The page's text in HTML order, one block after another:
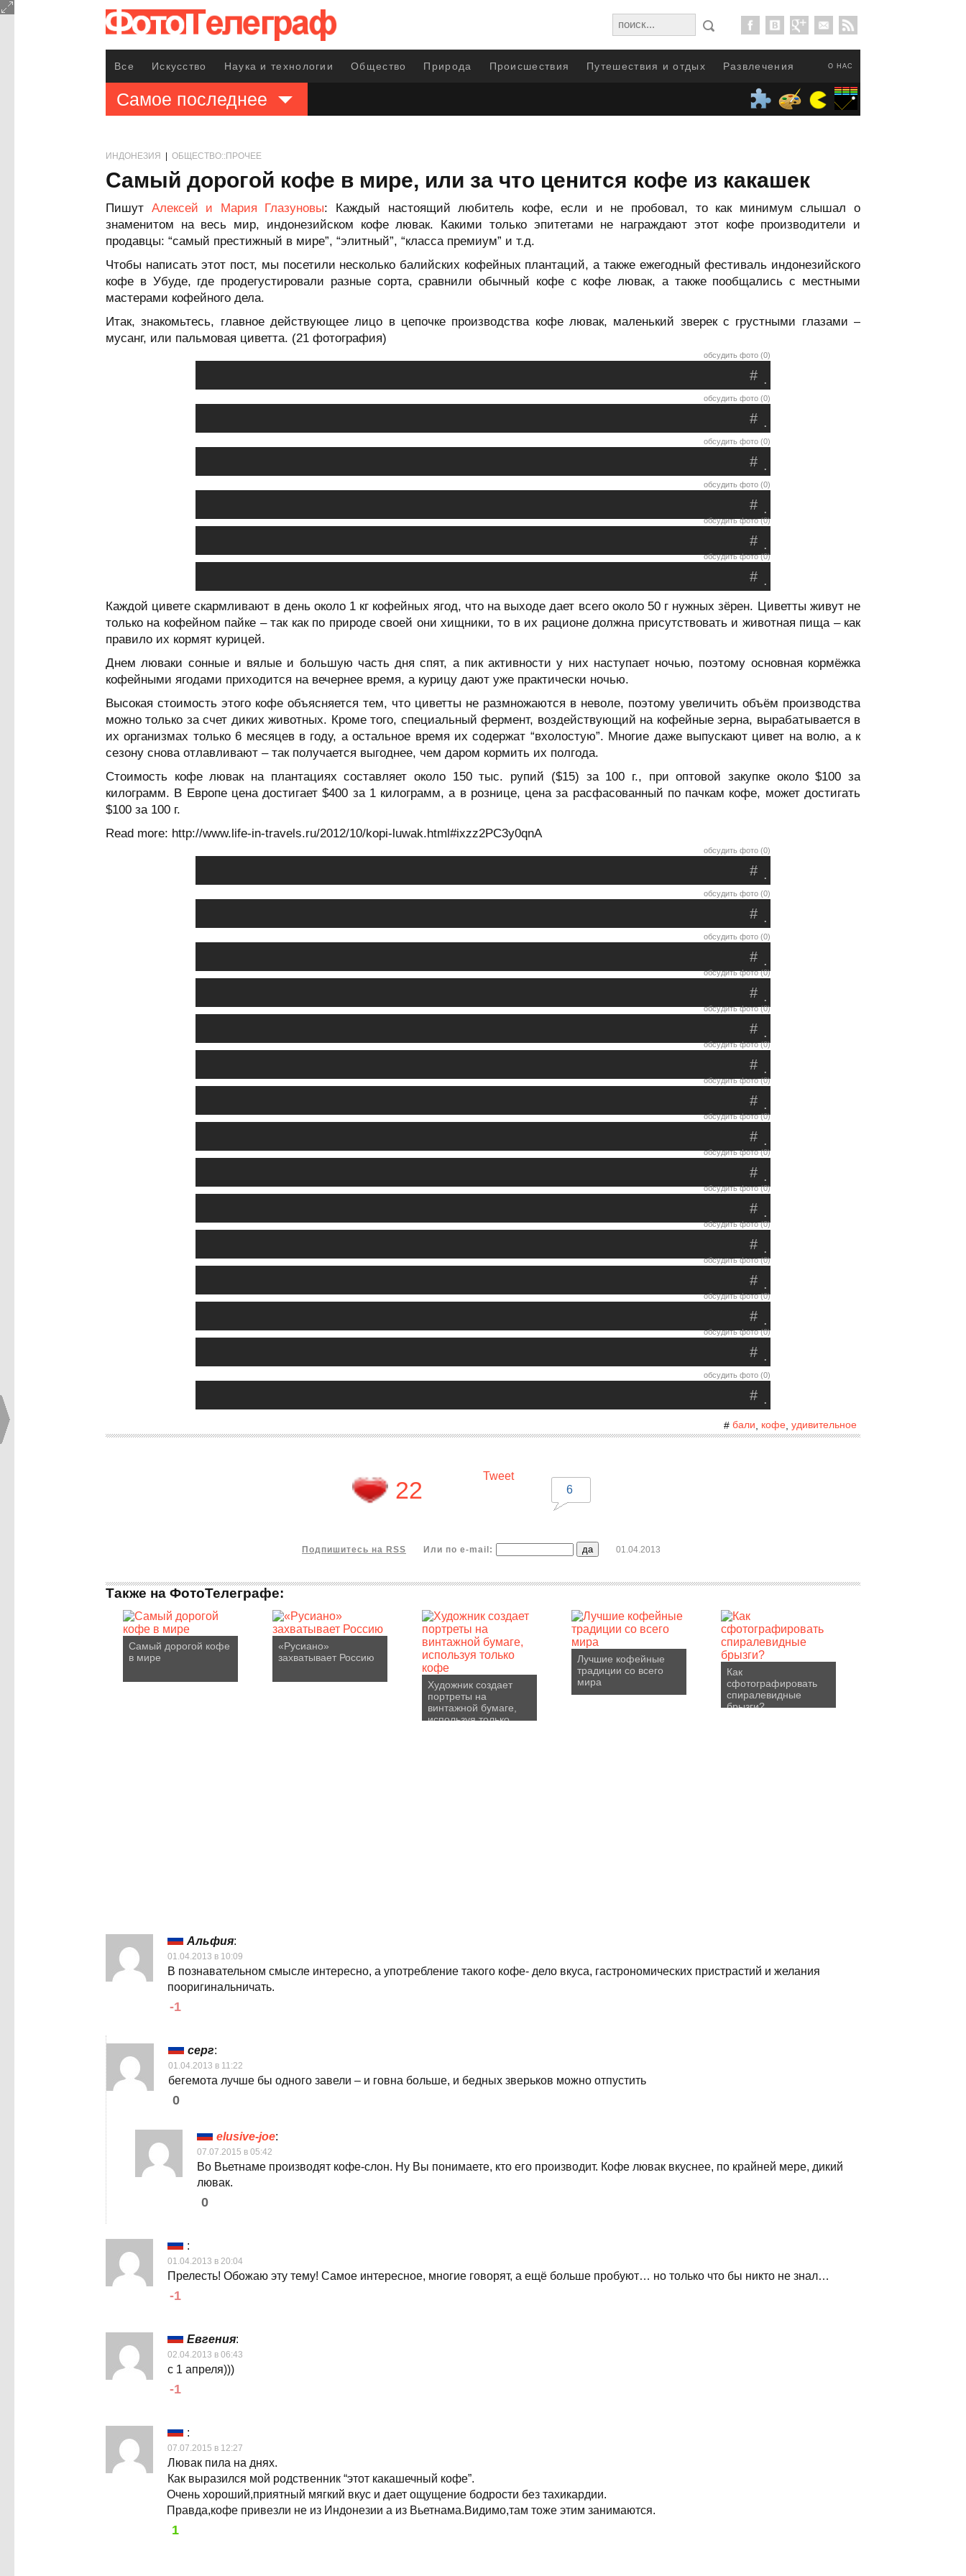
О НАС
Все Искусство Наука и технологии Общество Природа Происшествия Путешествия и отдых Развлечения
Самое последнее
ИНДОНЕЗИЯ ОБЩЕСТВО::ПРОЧЕЕ
Самый дорогой кофе в мире, или за что ценится кофе из какашек
Пишут Алексей и Мария Глазуновы: Каждый настоящий любитель кофе, если и не пробовал, то как минимум слышал о
знаменитом на весь мир, индонезийском кофе лювак. Какими только эпитетами не награждают этот кофе производители и
продавцы: “самый престижный в мире”, “элитный”, “класса премиум” и т.д.
Чтобы написать этот пост, мы посетили несколько балийских кофейных плантаций, а также ежегодный фестиваль индонезийского
кофе в Убуде, где продегустировали разные сорта, сравнили обычный кофе с кофе лювак, а также пообщались с местными
мастерами кофейного дела.
Итак, знакомьтесь, главное действующее лицо в цепочке производства кофе лювак, маленький зверек с грустными глазами –
мусанг, или пальмовая циветта. (21 фотография)
обсудить фото (0)
.
#
обсудить фото (0)
.
#
обсудить фото (0)
.
#
обсудить фото (0)
.
#
обсудить фото (0)
.
#
обсудить фото (0)
.
#
Каждой цивете скармливают в день около 1 кг кофейных ягод, что на выходе дает всего около 50 г нужных зёрен. Циветты живут не
только на кофейном пайке – так как по природе своей они хищники, то в их рационе должна присутствовать и животная пища – как
правило их кормят курицей.
Днем люваки сонные и вялые и большую часть дня спят, а пик активности у них наступает ночью, поэтому основная кормёжка
кофейными ягодами приходится на вечернее время, а курицу дают уже практически ночью.
Высокая стоимость этого кофе объясняется тем, что циветты не размножаются в неволе, поэтому увеличить объём производства
можно только за счет диких животных. Кроме того, специальный фермент, воздействующий на кофейные зерна, вырабатывается в
их организмах только 6 месяцев в году, а остальное время их содержат “вхолостую”. Многие даже выпускают цивет на волю, а к
сезону снова отлавливают – так получается выгоднее, чем даром кормить их полгода.
Стоимость кофе лювак на плантациях составляет около 150 тыс. рупий ($15) за 100 г., при оптовой закупке около $100 за
килограмм. В Европе цена достигает $400 за 1 килограмм, а в рознице, цена за расфасованный по пачкам кофе, может достигать
$100 за 100 г.
Read more: http://www.life-in-travels.ru/2012/10/kopi-luwak.html#ixzz2PC3y0qnA
обсудить фото (0)
.
#
обсудить фото (0)
.
#
обсудить фото (0)
.
#
обсудить фото (0)
.
#
обсудить фото (0)
.
#
обсудить фото (0)
.
#
обсудить фото (0)
.
#
обсудить фото (0)
.
#
обсудить фото (0)
.
#
обсудить фото (0)
.
#
обсудить фото (0)
.
#
обсудить фото (0)
.
#
обсудить фото (0)
.
#
обсудить фото (0)
.
#
обсудить фото (0)
.
#
# бали кофе удивительное
22
Tweet
6
Подпишитесь на RSS Или по e-mail: 01.04.2013
Также на ФотоТелеграфе:
Cамый дорогой кофе
в мире
«Русиано»
захватывает Россию
Художник создает
портреты на
винтажной бумаге,
используя только
Лучшие кофейные
традиции со всего
мира
Как
сфотографировать
спиралевидные
брызги?
Альфия:
01.04.2013 в 10:09
В познавательном смысле интересно, а употребление такого кофе- дело вкуса, гастрономических пристрастий и желания
пооригинальничать.
-1
серг:
01.04.2013 в 11:22
бегемота лучше бы одного завели – и говна больше, и бедных зверьков можно отпустить
0
elusive-joe:
07.07.2015 в 05:42
Во Вьетнаме производят кофе-слон. Ну Вы понимаете, кто его производит. Кофе лювак вкуснее, по крайней мере, дикий
лювак.
0
:
01.04.2013 в 20:04
Прелесть! Обожаю эту тему! Самое интересное, многие говорят, а ещё больше пробуют… но только что бы никто не знал…
-1
Евгения:
02.04.2013 в 06:43
с 1 апреля)))
-1
:
07.07.2015 в 12:27
Лювак пила на днях.
Как выразился мой родственник “этот какашечный кофе”.
Очень хороший,приятный мягкий вкус и дает ощущение бодрости без тахикардии.
Правда,кофе привезли не из Индонезии а из Вьетнама.Видимо,там тоже этим занимаются.
1